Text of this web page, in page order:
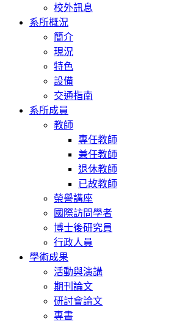
校外訊息
系所概況
簡介
現況
特色
設備
交通指南
系所成員
教師
專任教師
兼任教師
退休教師
已故教師
榮譽講座
國際訪問學者
博士後研究員
行政人員
學術成果
活動與演講
期刊論文
研討會論文
專書